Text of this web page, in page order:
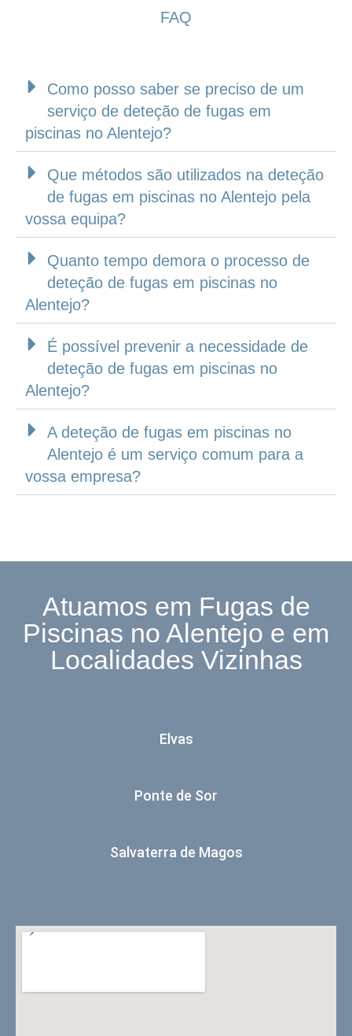
FAQ
Como posso saber se preciso de um
serviço de deteção de fugas em
piscinas no Alentejo?
Que métodos são utilizados na deteção
de fugas em piscinas no Alentejo pela
vossa equipa?
Quanto tempo demora o processo de
deteção de fugas em piscinas no
Alentejo?
É possível prevenir a necessidade de
deteção de fugas em piscinas no
Alentejo?
A deteção de fugas em piscinas no
Alentejo é um serviço comum para a
vossa empresa?
Atuamos em Fugas de
Piscinas no Alentejo e em
Localidades Vizinhas
Elvas
Ponte de Sor
Salvaterra de Magos